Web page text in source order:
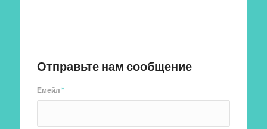
Отправьте нам сообщение
Емейл*